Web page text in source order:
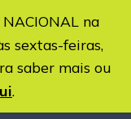
na
sextas-feiras,
saber mais ou
.